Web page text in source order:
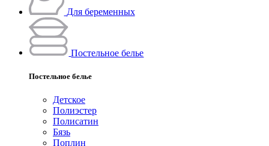
Для беременных
Постельное белье
Постельное белье
Детское
Полиэстeр
Полисатин
Бязь
Поплин